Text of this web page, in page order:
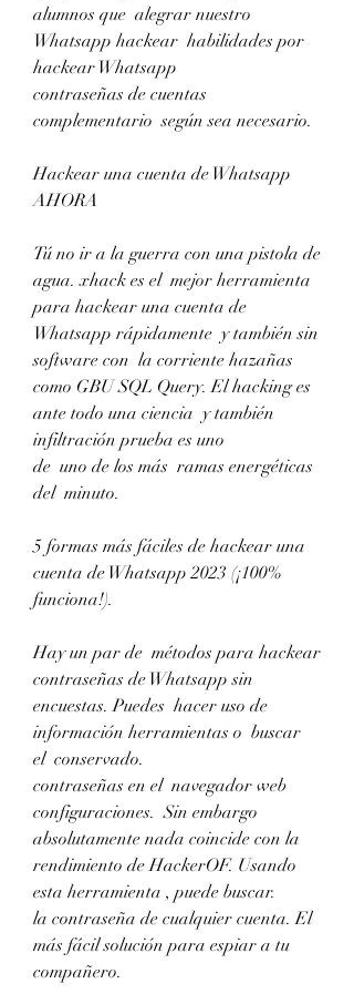
alumnos que  alegrar nuestro
Whatsapp hackear  habilidades por
hackear Whatsapp
contraseñas de cuentas
complementario  según sea necesario.
Hackear una cuenta de Whatsapp
AHORA
Tú no ir a la guerra con una pistola de
agua. xhack es el  mejor herramienta
para hackear una cuenta de
Whatsapp rápidamente  y también sin
software con  la corriente hazañas
como GBU SQL Query. El hacking es
ante todo una ciencia  y también
infiltración prueba es uno
de  uno de los más  ramas energéticas
del  minuto.
5 formas más fáciles de hackear una
cuenta de Whatsapp 2023 (¡100%
funciona!).
Hay un par de  métodos para hackear
contraseñas de Whatsapp sin
encuestas. Puedes  hacer uso de
información herramientas o  buscar
el  conservado.
contraseñas en el  navegador web
configuraciones.  Sin embargo
absolutamente nada coincide con la
rendimiento de HackerOF. Usando
esta herramienta , puede buscar.
la contraseña de cualquier cuenta. El
más fácil solución para espiar a tu
compañero.